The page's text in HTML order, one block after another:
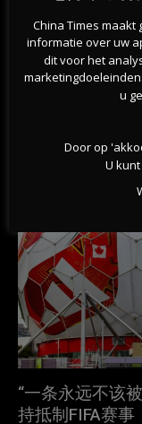
Previous article
荷兰妇女39岁妇女被风
树木砸中，伤重不愈身
“一条永远不该
持抵制FIFA赛事
China Times
informatie over uw
dit voor het
u
Door op
U